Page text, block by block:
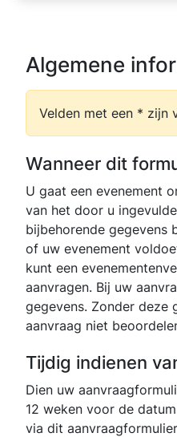
Algemene
Velden met een * zijn
Wanneer dit
U gaat een evenement
van het door u
bijbehorende gegevens
of uw evenement
kunt een
aanvragen. Bij uw
gegevens. Zonder deze
aanvraag niet
Tijdig indienen
Dien uw
12 weken voor de
via dit